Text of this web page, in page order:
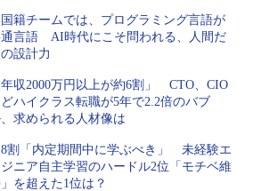
籍チームでは、プログラミング言語が
言語 AI時代にこそ問われる、人間だ
設計力
収2000万円以上が約6割」 CTO、CIO
ハイクラス転職が5年で2.2倍のバブ
求められる人材像は
割「内定期間中に学ぶべき」 未経験エ
ニア自主学習のハードル2位「モチベ維
を超えた1位は？